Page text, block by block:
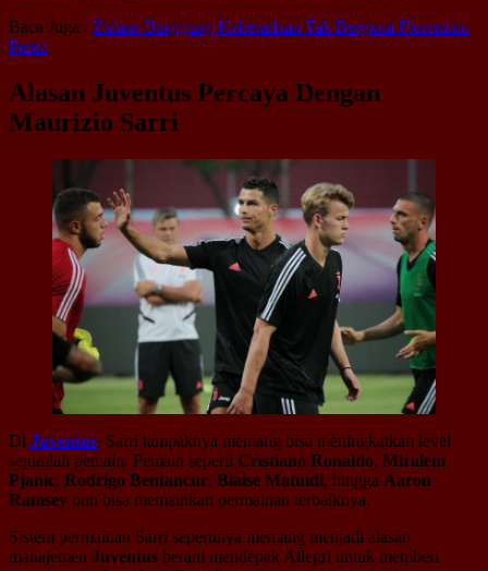
Baca Juga : Zidane Binggung Keberadaan Tak Berguna Florentino
Perez
Alasan Juventus Percaya Dengan
Maurizio Sarri
Di Juventus, Sarri tampaknya memang bisa meningkatkan level
sejumlah pemain. Pemain seperti Cristiano Ronaldo, Miralem
Pjanic, Rodrigo Bentancur, Blaise Matuidi, hingga Aaron
Ramsey pun bisa memainkan permainan terbaiknya.
Sistem permainan Sarri sepertinya memang menjadi alasan
manajemen Juventus berani mendepak Allegri untuk memberi